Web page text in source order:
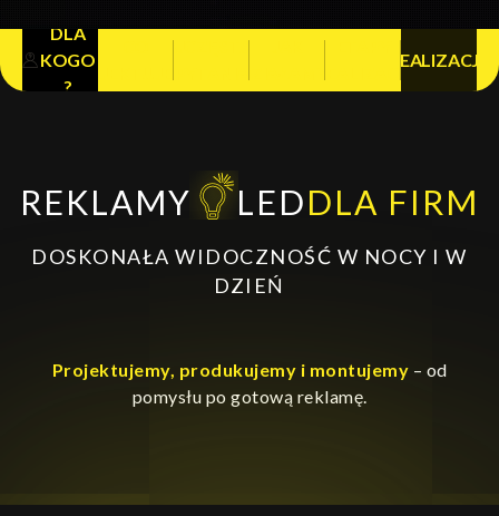
DLA
KOGO
?
PROJEKTUJEMY?
NAJCZĘSTSZE
REALIZACJI
REALIZACJE
REKLAMY LEDDLA FIRM
DOSKONAŁA WIDOCZNOŚĆ W NOCY I W
DZIEŃ
Projektujemy, produkujemy i montujemy – od
pomysłu po gotową reklamę.